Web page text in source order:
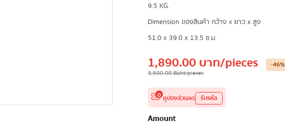
9.5 KG.
Dimension ของสินค้า กว้าง x ยาว x สูง
51.0 x 39.0 x 13.5 ซ.ม.
1,890.00บาท/pieces
3,500.00Baht/pieces
-46%
0 คูปองส่วนลด รับรหัส
Amount